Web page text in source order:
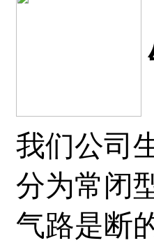
我们公司
分为常闭
气路是断